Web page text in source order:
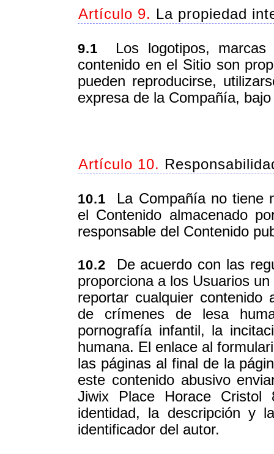
Artículo 9. La propiedad
9.1 Los logotipos, marcas
contenido en el Sitio son
pueden reproducirse,
expresa de la Compañía,
Artículo 10.
10.1 La Compañía no tiene
el Contenido almacenado
responsable del Contenido
10.2 De acuerdo con las
proporciona a los Usuarios
reportar cualquier contenido
de crímenes de lesa
pornografía infantil, la
humana. El enlace al
las páginas al final de la
este contenido abusivo
Jiwix Place Horace
identidad, la descripción y
identificador del autor.